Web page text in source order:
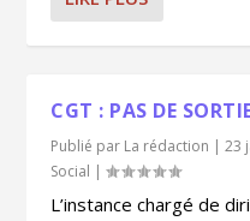
CGT : PAS DE
Publié par La rédaction |23
Social |
L’instance chargé de